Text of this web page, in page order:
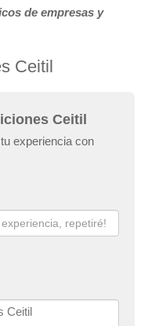
de empresas y
Ceitil
Ceitil
experiencia con